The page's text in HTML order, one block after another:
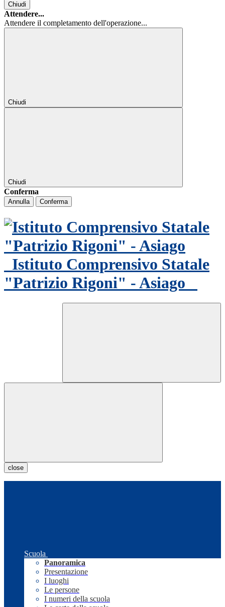
Chiudi
Attendere...
Attendere il completamento dell'operazione...
Chiudi
Chiudi
Conferma
Annulla Conferma
Istituto Comprensivo Statale
"Patrizio Rigoni" - Asiago
close
Scuola
Panoramica
Presentazione
I luoghi
Le persone
I numeri della scuola